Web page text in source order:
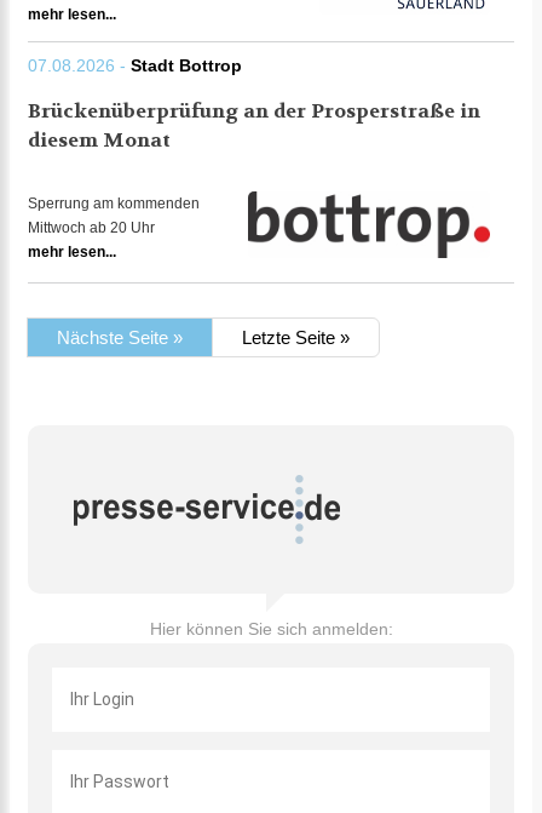
mehr lesen...
07.08.2026 - Stadt Bottrop
Brückenüberprüfung an der Prosperstraße in
diesem Monat
Sperrung am kommenden
Mittwoch ab 20 Uhr
mehr lesen...
Nächste Seite » Letzte Seite »
Hier können Sie sich anmelden: